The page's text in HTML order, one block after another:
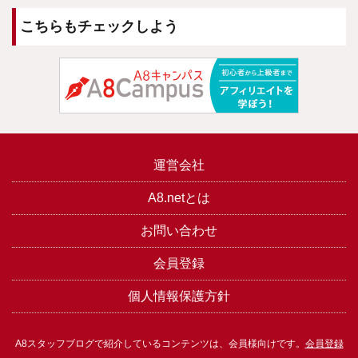
こちらもチェックしよう
運営会社
A8.netとは
お問い合わせ
会員登録
個人情報保護方針
A8スタッフブログで紹介しているコンテンツは、会員様向けです。 会員登録